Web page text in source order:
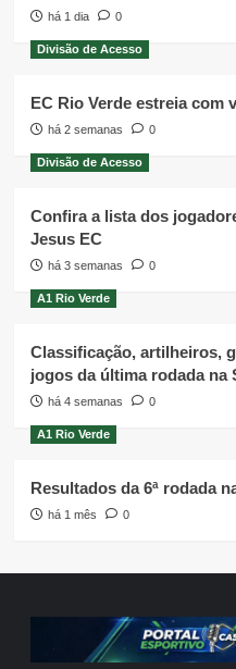
há 1 dia 0
Divisão de Acesso
EC Rio Verde estreia com
há 2 semanas 0
Divisão de Acesso
Confira a lista dos
Jesus EC
há 3 semanas 0
A1 Rio Verde
Classificação, artilheiros,
jogos da última rodada na
há 4 semanas 0
A1 Rio Verde
Resultados da 6ª rodada
há 1 mês 0